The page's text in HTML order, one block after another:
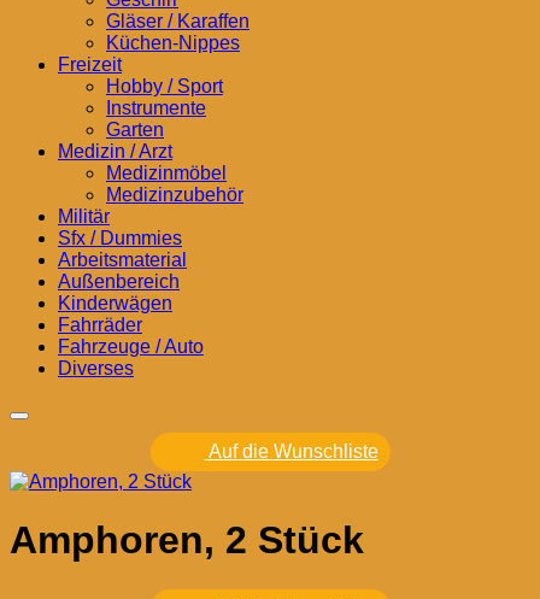
Gläser / Karaffen
Küchen-Nippes
Freizeit
Hobby / Sport
Instrumente
Garten
Medizin / Arzt
Medizinmöbel
Medizinzubehör
Militär
Sfx / Dummies
Arbeitsmaterial
Außenbereich
Kinderwägen
Fahrräder
Fahrzeuge / Auto
Diverses
Auf die Wunschliste
Amphoren, 2 Stück